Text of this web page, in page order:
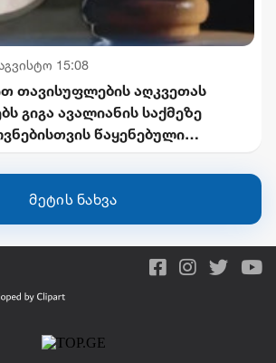
15:08
თავისუფლების აღკვეთას
გიგა ავალიანის საქმეზე
წაყენებული
მეტის ნახვა